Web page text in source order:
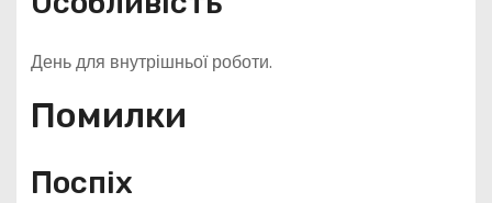
День для внутрішньої роботи.
Помилки
Поспіх